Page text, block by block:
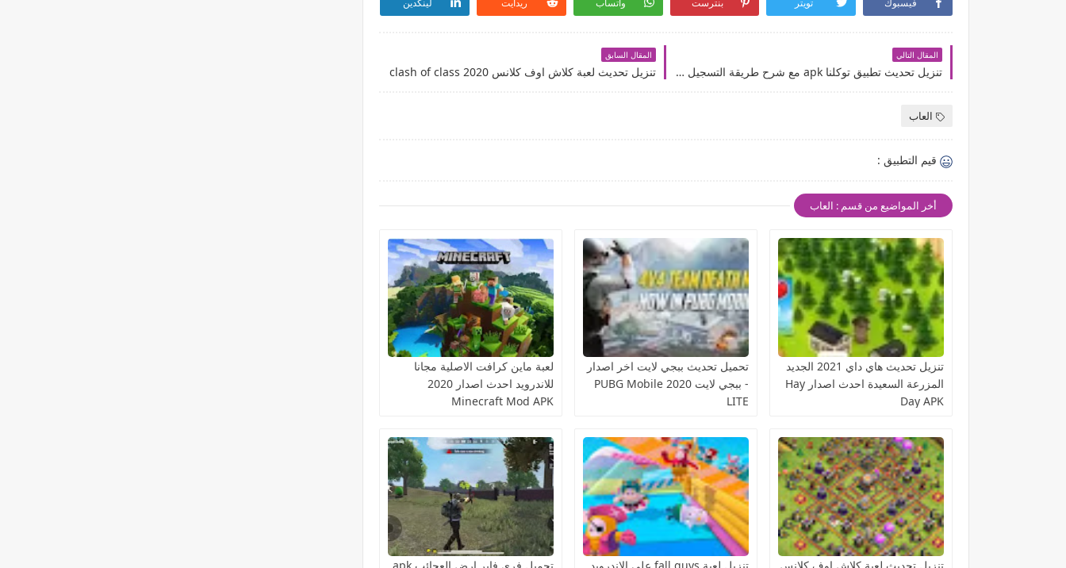
فيسبوك تويتر بنترست واتساب ريدايت لينكدين
المقال التالي
تنزيل تحديث تطبيق توكلنا apk مع شرح طريقة التسجيل في التطبيق
المقال السابق
تنزيل تحديث لعبة كلاش اوف كلانس 2020 clash of class
العاب
قيم التطبيق :
أخر المواضيع من قسم : العاب
تنزيل تحديث هاي داي 2021 الجديد
المزرعة السعيدة احدث اصدار Hay
Day APK
تحميل تحديث ببجي لايت اخر اصدار
- ببجي لايت 2020 PUBG Mobile
LITE
لعبة ماين كرافت الاصلية مجانا
للاندرويد احدث اصدار 2020
Minecraft Mod APK